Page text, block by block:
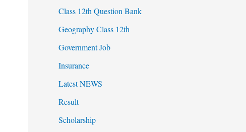
Class 12th Question Bank
Geography Class 12th
Government Job
Insurance
Latest NEWS
Result
Scholarship